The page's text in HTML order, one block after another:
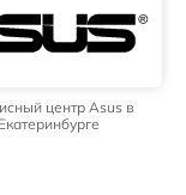
центр Asus в
Екатеринбурге